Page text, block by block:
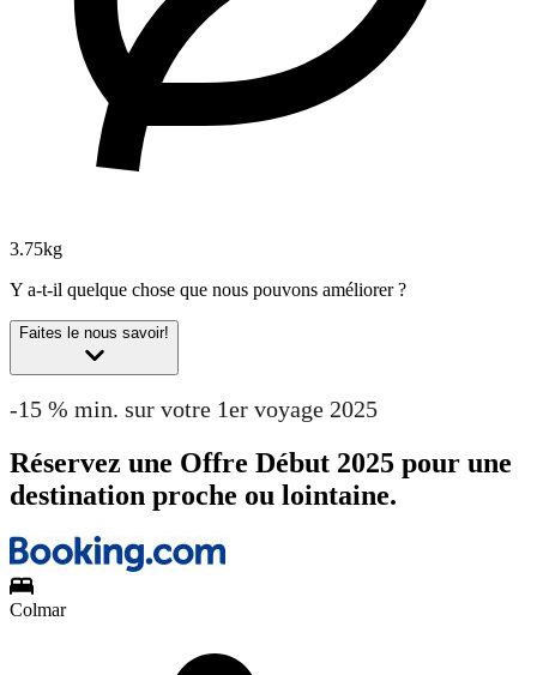
3.75kg
Y a-t-il quelque chose que nous pouvons améliorer ?
Faites le nous savoir!
-15 % min. sur votre 1er voyage 2025
Réservez une Offre Début 2025 pour une
destination proche ou lointaine.
Colmar